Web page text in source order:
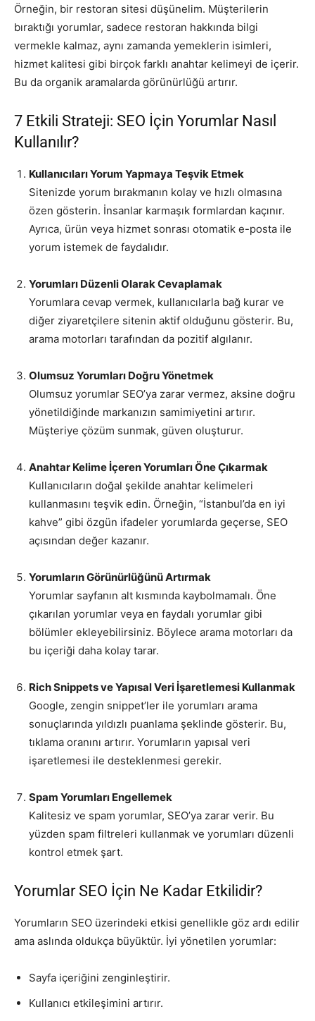
Örneğin, bir restoran sitesi düşünelim. Müşterilerin
bıraktığı yorumlar, sadece restoran hakkında bilgi
vermekle kalmaz, aynı zamanda yemeklerin isimleri,
hizmet kalitesi gibi birçok farklı anahtar kelimeyi de içerir.
Bu da organik aramalarda görünürlüğü artırır.
7 Etkili Strateji: SEO İçin Yorumlar Nasıl
Kullanılır?
Kullanıcıları Yorum Yapmaya Teşvik Etmek
Sitenizde yorum bırakmanın kolay ve hızlı olmasına
özen gösterin. İnsanlar karmaşık formlardan kaçınır.
Ayrıca, ürün veya hizmet sonrası otomatik e-posta ile
yorum istemek de faydalıdır.
Yorumları Düzenli Olarak Cevaplamak
Yorumlara cevap vermek, kullanıcılarla bağ kurar ve
diğer ziyaretçilere sitenin aktif olduğunu gösterir. Bu,
arama motorları tarafından da pozitif algılanır.
Olumsuz Yorumları Doğru Yönetmek
Olumsuz yorumlar SEO’ya zarar vermez, aksine doğru
yönetildiğinde markanızın samimiyetini artırır.
Müşteriye çözüm sunmak, güven oluşturur.
Anahtar Kelime İçeren Yorumları Öne Çıkarmak
Kullanıcıların doğal şekilde anahtar kelimeleri
kullanmasını teşvik edin. Örneğin, “İstanbul’da en iyi
kahve” gibi özgün ifadeler yorumlarda geçerse, SEO
açısından değer kazanır.
Yorumların Görünürlüğünü Artırmak
Yorumlar sayfanın alt kısmında kaybolmamalı. Öne
çıkarılan yorumlar veya en faydalı yorumlar gibi
bölümler ekleyebilirsiniz. Böylece arama motorları da
bu içeriği daha kolay tarar.
Rich Snippets ve Yapısal Veri İşaretlemesi Kullanmak
Google, zengin snippet’ler ile yorumları arama
sonuçlarında yıldızlı puanlama şeklinde gösterir. Bu,
tıklama oranını artırır. Yorumların yapısal veri
işaretlemesi ile desteklenmesi gerekir.
Spam Yorumları Engellemek
Kalitesiz ve spam yorumlar, SEO’ya zarar verir. Bu
yüzden spam filtreleri kullanmak ve yorumları düzenli
kontrol etmek şart.
Yorumlar SEO İçin Ne Kadar Etkilidir?
Yorumların SEO üzerindeki etkisi genellikle göz ardı edilir
ama aslında oldukça büyüktür. İyi yönetilen yorumlar:
Sayfa içeriğini zenginleştirir.
Kullanıcı etkileşimini artırır.